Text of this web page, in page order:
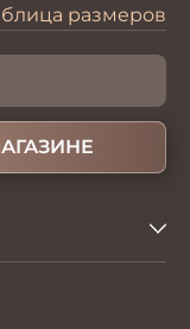
размеров